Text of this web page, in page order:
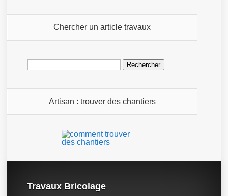
Chercher un article travaux
Rechercher :
Artisan : trouver des chantiers
Travaux Bricolage